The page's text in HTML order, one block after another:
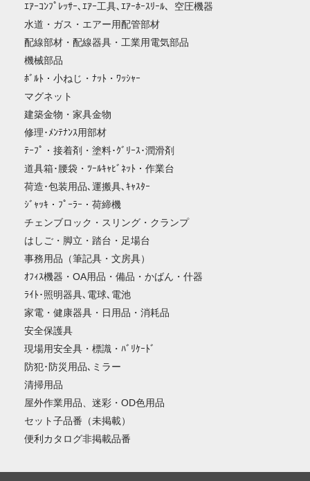
ｴｱｰｺﾝﾌﾟﾚｯｻｰ､ｴｱｰ工具､ｴｱｰﾎｰｽﾘｰﾙ、空圧機器
水道・ガス・エアー用配管部材
配線部材・配線器具・工業用電気部品
機械部品
ﾎﾞﾙﾄ・小ねじ・ﾅｯﾄ・ﾜｯｼｬｰ
マグネット
建築金物・家具金物
修理･ﾒﾝﾃﾅﾝｽ用部材
ﾃｰﾌﾟ・接着剤・塗料･ｸﾞﾘｰｽ･潤滑剤
道具箱･腰袋・ﾂｰﾙｷｬﾋﾞﾈｯﾄ・作業台
荷造･包装用品､運搬具､ｷｬｽﾀｰ
ｼﾞｬｯｷ・ﾌﾟｰﾗｰ・荷締機
チェンブロック・スリング・クランプ
はしご・脚立・踏台・足場台
事務用品（筆記具・文房具）
ｵﾌｨｽ機器・OA用品・備品・かばん・什器
ﾗｲﾄ･照明器具､電球､電池
家電・健康器具・日用品・消耗品
安全保護具
現場用安全具・標識・ﾊﾞﾘｹｰﾄﾞ
防犯･防災用品､ミラー
清掃用品
屋外作業用品、迷彩・OD色用品
セット子品番（未掲載）
便利カタログ非掲載品番